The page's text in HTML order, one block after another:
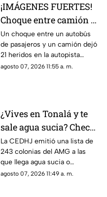
¡IMÁGENES FUERTES!
Choque entre camión y
autobús deja 21 heridos
sobre la carretera
Tlaxco-Tejocotal
Un choque entre un autobús
de pasajeros y un camión dejó
21 heridos en la autopista
Tlaxco-Tejocotal; dos
agosto 07, 2026 11:55 a. m.
¿Vives en Tonalá y te
sale agua sucia? Checa
si tu colonia entra en el
descuento del SIAPA
La CEDHJ emitió una lista de
243 colonias del AMG a las
que llega agua sucia o
maloliente; estas son las
agosto 07, 2026 11:49 a. m.